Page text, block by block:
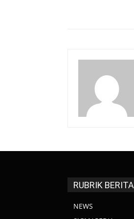
RUBRIK BERITA
NEWS